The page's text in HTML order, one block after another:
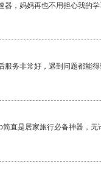
器，妈妈再也不用担心我的学
服务非常好，遇到问题都能得
直是居家旅行必备神器，无